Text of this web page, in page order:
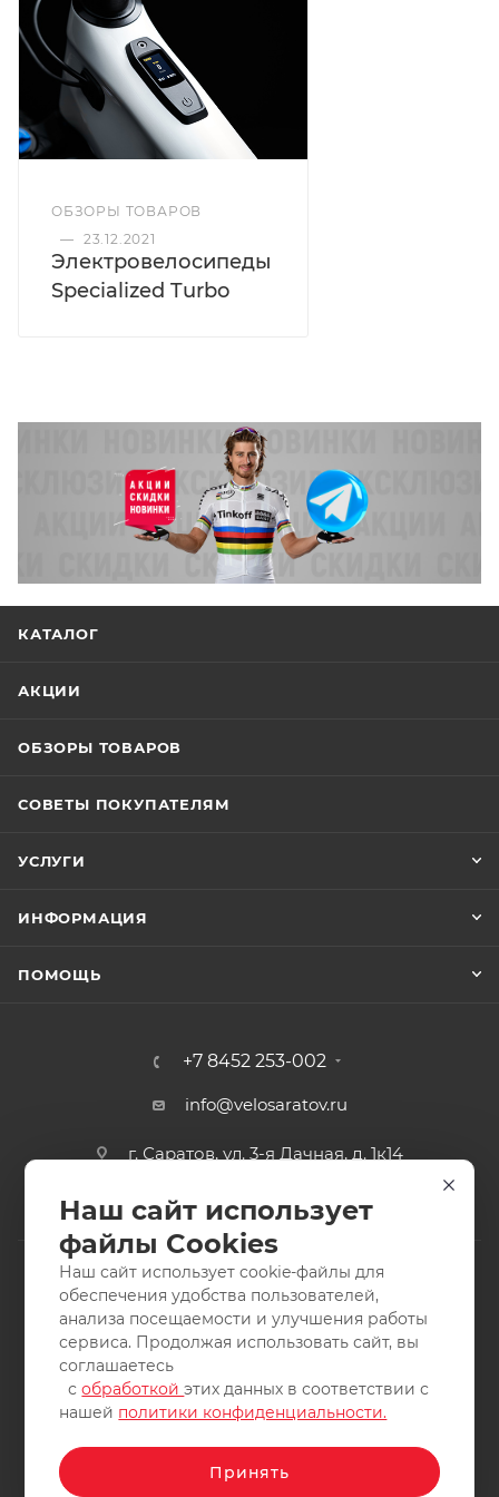
ОБЗОРЫ ТОВАРОВ
— 23.12.2021
Электровелосипеды
Specialized Turbo
КАТАЛОГ
АКЦИИ
ОБЗОРЫ ТОВАРОВ
СОВЕТЫ ПОКУПАТЕЛЯМ
УСЛУГИ
ИНФОРМАЦИЯ
ПОМОЩЬ
+7 8452 253-002
info@velosaratov.ru
г. Саратов, ул. 3-я Дачная, д. 1к14
2011-2026 © интернет-магазин спортивных товаров
ВелоСаратов. Не является публичной офертой. Все права
защищены. Заимствование материалов и фотографий
запрещено.
Наш сайт использует
файлы Cookies
Наш сайт использует cookie-файлы для
обеспечения удобства пользователей,
анализа посещаемости и улучшения работы
сервиса. Продолжая использовать сайт, вы
соглашаетесь
собработкойэтих данных в соответствии с
нашей политики конфиденциальности.
Принять